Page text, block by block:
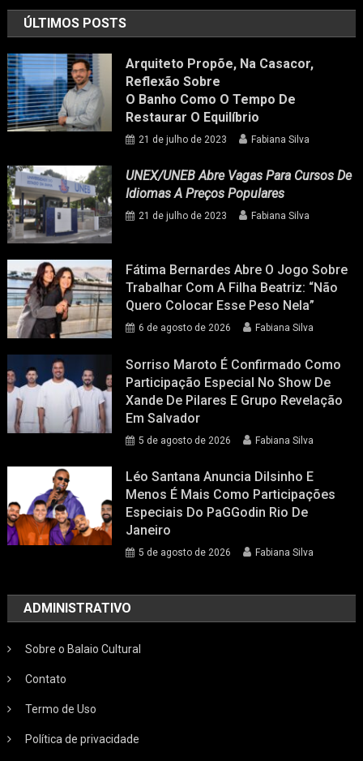
ÚLTIMOS POSTS
Arquiteto Propõe, Na Casacor,
Reflexão Sobre
O Banho Como O Tempo De
Restaurar O Equilíbrio
21 de julho de 2023 Fabiana Silva
UNEX/UNEB Abre Vagas Para Cursos De
Idiomas A Preços Populares
21 de julho de 2023 Fabiana Silva
Fátima Bernardes Abre O Jogo Sobre
Trabalhar Com A Filha Beatriz: “Não
Quero Colocar Esse Peso Nela”
6 de agosto de 2026 Fabiana Silva
Sorriso Maroto É Confirmado Como
Participação Especial No Show De
Xande De Pilares E Grupo Revelação
Em Salvador
5 de agosto de 2026 Fabiana Silva
Léo Santana Anuncia Dilsinho E
Menos É Mais Como Participações
Especiais Do PaGGodin Rio De
Janeiro
5 de agosto de 2026 Fabiana Silva
ADMINISTRATIVO
Sobre o Balaio Cultural
Contato
Termo de Uso
Política de privacidade